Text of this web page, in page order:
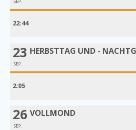
SEP.
22:44
23
SEP.
HERBSTTAG UND -
2:05
26
SEP.
VOLLMOND